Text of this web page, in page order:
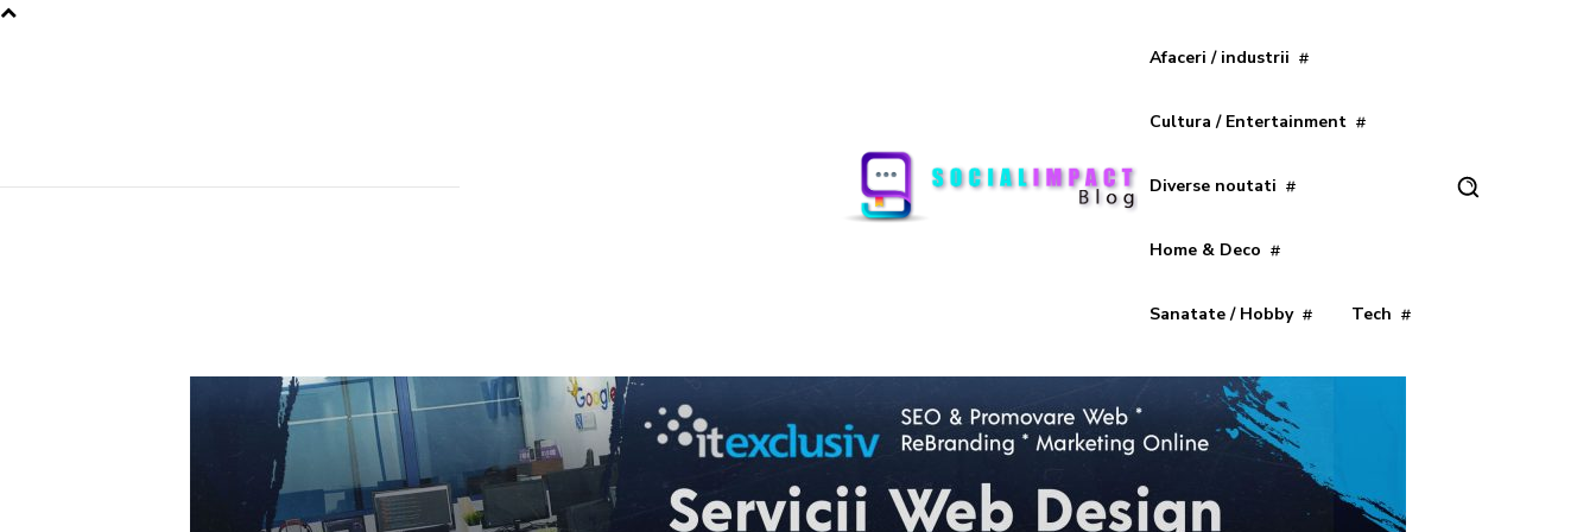
Afaceri / industrii
Cultura / Entertainment
Diverse noutati
Home & Deco
Sanatate / Hobby Tech